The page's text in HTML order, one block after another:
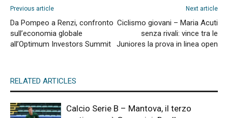
Previous article
Da Pompeo a Renzi, confronto
sull’economia globale
all’Optimum Investors Summit
Next article
Ciclismo giovani – Maria Acuti
senza rivali: vince tra le
Juniores la prova in linea open
RELATED ARTICLES
Calcio Serie B – Mantova, il terzo